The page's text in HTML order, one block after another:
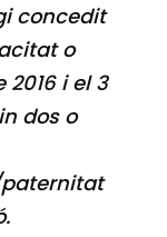
concedit
o
2016 i el 3
dos o